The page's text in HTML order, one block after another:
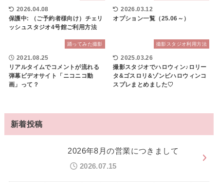
2026.04.08
保護中: （ご予約者様向け）チェリ
ッシュスタジオ4号館ご利用方法
2026.03.12
オプション一覧（25.06～）
踊ってみた撮影
2021.08.25
リアルタイムでコメントが流れる
弾幕ビデオサイト「ニコニコ動
画」って？
撮影スタジオ利用方法
2025.03.26
撮影スタジオでハロウィン♪ロリー
タ&ゴスロリ&ゾンビハロウィンコ
スプレまとめました♡
新着投稿
2026年8月の営業につきまして
2026.07.15